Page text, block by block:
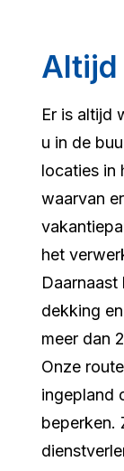
Altijd
Er is altijd
u in de
locaties in
waarvan
het
Daarnaast
dekking
meer dan
Onze
ingepland
beperken.